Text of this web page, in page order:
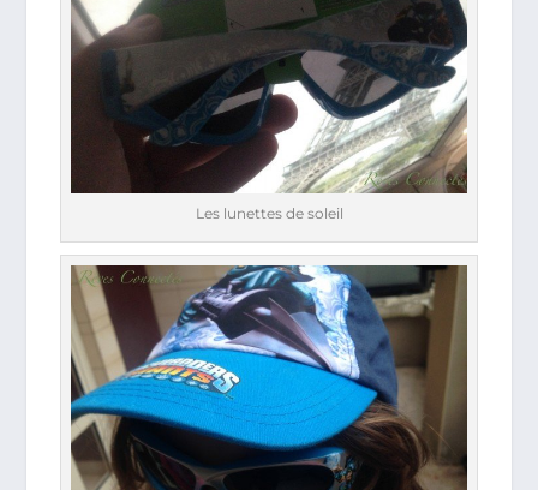
Les lunettes de soleil